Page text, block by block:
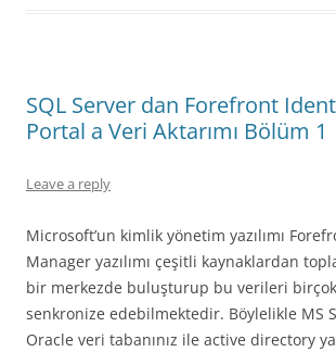
SQL Server dan Forefront
Portal a Veri Aktarımı Bölüm 1
Leave a reply
Microsoft’un kimlik yönetim yazılımı
Manager yazılımı çeşitli kaynaklardan
bir merkezde buluşturup bu verileri
senkronize edebilmektedir. Böylelikle MS
Oracle veri tabanınız ile active directory